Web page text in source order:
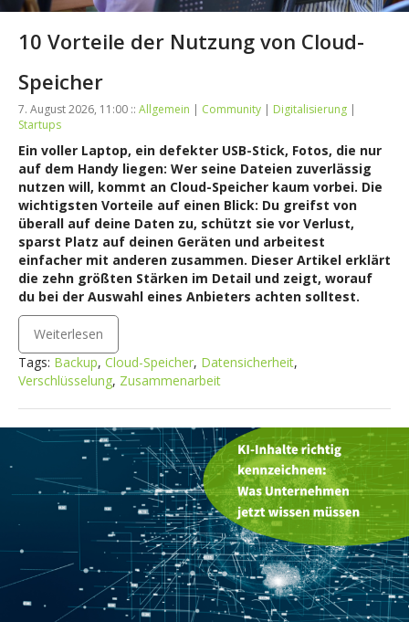
10 Vorteile der Nutzung von Cloud-
Speicher
7. August 2026, 11:00 :: Allgemein | Community | Digitalisierung |
Startups
Ein voller Laptop, ein defekter USB-Stick, Fotos, die nur
auf dem Handy liegen: Wer seine Dateien zuverlässig
nutzen will, kommt an Cloud-Speicher kaum vorbei. Die
wichtigsten Vorteile auf einen Blick: Du greifst von
überall auf deine Daten zu, schützt sie vor Verlust,
sparst Platz auf deinen Geräten und arbeitest
einfacher mit anderen zusammen. Dieser Artikel erklärt
die zehn größten Stärken im Detail und zeigt, worauf
du bei der Auswahl eines Anbieters achten solltest.
Weiterlesen
Tags: Backup, Cloud-Speicher, Datensicherheit,
Verschlüsselung, Zusammenarbeit